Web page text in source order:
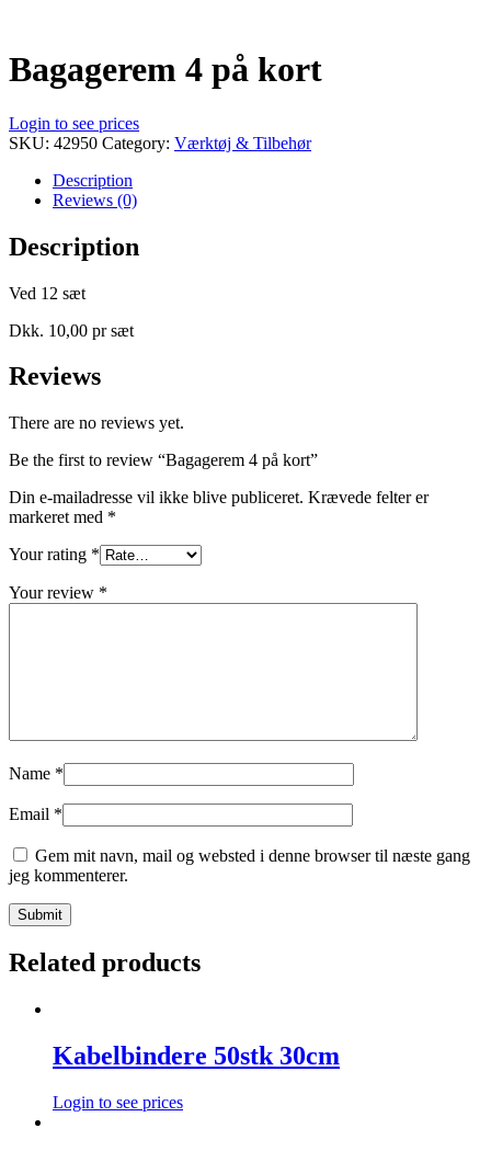
Bagagerem 4 på kort
Login to see prices
SKU: 42950 Category: Værktøj & Tilbehør
Description
Reviews (0)
Description
Ved 12 sæt
Dkk. 10,00 pr sæt
Reviews
There are no reviews yet.
Be the first to review “Bagagerem 4 på kort”
Din e-mailadresse vil ikke blive publiceret. Krævede felter er
markeret med *
Your rating *
Your review *
Name *
Email *
Gem mit navn, mail og websted i denne browser til næste gang
jeg kommenterer.
Related products
Kabelbindere 50stk 30cm
Login to see prices